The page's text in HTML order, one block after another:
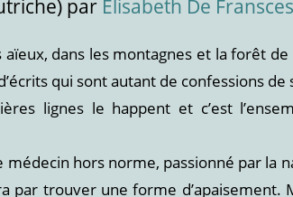
par Élisabeth De
dans les montagnes et la forêt
qui sont autant de confessions de
lignes le happent et c’est
médecin hors norme, passionné par la
trouver une forme d’apaisement.